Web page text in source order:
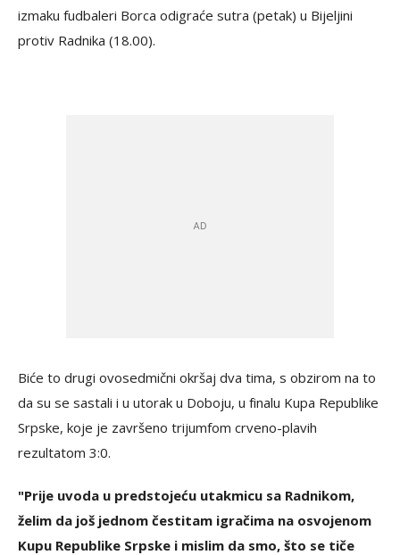
izmaku fudbaleri Borca odigraće sutra (petak) u Bijeljini
protiv Radnika (18.00).
Biće to drugi ovosedmični okršaj dva tima, s obzirom na to
da su se sastali i u utorak u Doboju, u finalu Kupa Republike
Srpske, koje je završeno trijumfom crveno-plavih
rezultatom 3:0.
"Prije uvoda u predstojeću utakmicu sa Radnikom,
želim da još jednom čestitam igračima na osvojenom
Kupu Republike Srpske i mislim da smo, što se tiče